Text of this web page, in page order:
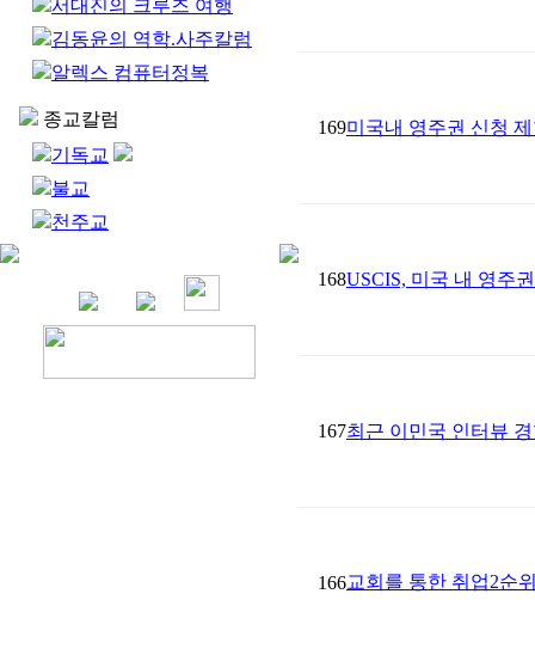
서대진의 크루즈 여행
김동윤의 역학.사주칼럼
알렉스 컴퓨터정복
종교칼럼
기독교
불교
천주교
169미국내 영주권 신청
168USCIS, 미국 내 영주
167최근 이민국 인터뷰
166교회를 통한 취업2순